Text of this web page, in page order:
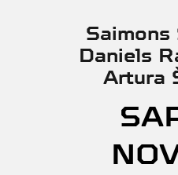
Daniels
Artura